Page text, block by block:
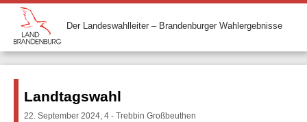
Der Landeswahlleiter – Brandenburger Wahlergebnisse
Landtagswahl
22. September 2024, 4 - Trebbin Großbeuthen